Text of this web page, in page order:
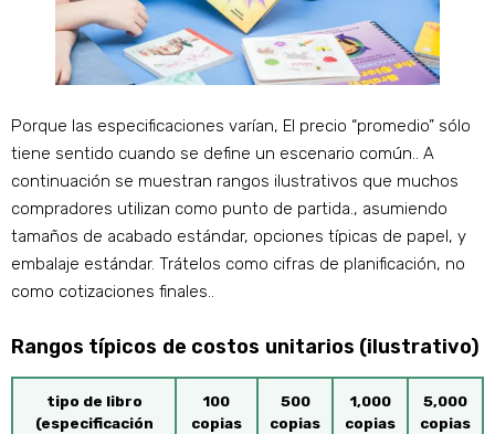
Porque las especificaciones varían, El precio “promedio” sólo
tiene sentido cuando se define un escenario común.. A
continuación se muestran rangos ilustrativos que muchos
compradores utilizan como punto de partida., asumiendo
tamaños de acabado estándar, opciones típicas de papel, y
embalaje estándar. Trátelos como cifras de planificación, no
como cotizaciones finales..
Rangos típicos de costos unitarios (ilustrativo)
tipo de libro
(especificación
100
copias
500
copias
1,000
copias
5,000
copias